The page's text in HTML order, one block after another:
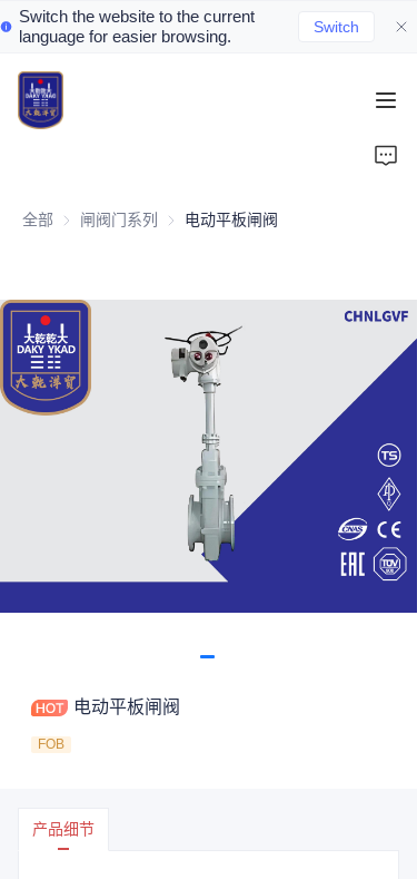
Switch the website to the current
language for easier browsing.
Switch
全部 闸阀门系列 闸阀门系列
电动平板闸阀
电动平板闸阀
FOB
产品细节
Home
Valve Products
Valve News
Contact Us